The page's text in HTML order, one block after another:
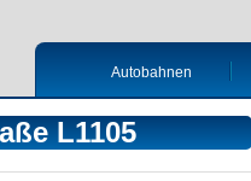
Autobahnen
L1105